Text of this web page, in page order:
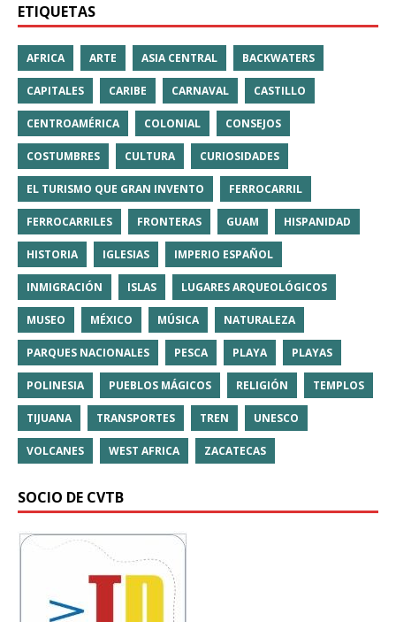
ETIQUETAS
AFRICA ARTE ASIA CENTRAL BACKWATERS
CAPITALES CARIBE CARNAVAL CASTILLO
CENTROAMÉRICA COLONIAL CONSEJOS
COSTUMBRES CULTURA CURIOSIDADES
EL TURISMO QUE GRAN INVENTO FERROCARRIL
FERROCARRILES FRONTERAS GUAM HISPANIDAD
HISTORIA IGLESIAS IMPERIO ESPAÑOL
INMIGRACIÓN ISLAS LUGARES ARQUEOLÓGICOS
MUSEO MÉXICO MÚSICA NATURALEZA
PARQUES NACIONALES PESCA PLAYA PLAYAS
POLINESIA PUEBLOS MÁGICOS RELIGIÓN TEMPLOS
TIJUANA TRANSPORTES TREN UNESCO
VOLCANES WEST AFRICA ZACATECAS
SOCIO DE CVTB